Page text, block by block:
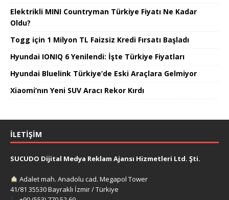
Elektrikli MINI Countryman Türkiye Fiyatı Ne Kadar
Oldu?
Togg için 1 Milyon TL Faizsiz Kredi Fırsatı Başladı
Hyundai IONIQ 6 Yenilendi: İşte Türkiye Fiyatları
Hyundai Bluelink Türkiye’de Eski Araçlara Gelmiyor
Xiaomi’nın Yeni SUV Aracı Rekor Kırdı
İLETIŞIM
SUCUDO Dijital Medya Reklam Ajansı Hizmetleri Ltd. Şti.
Adalet mah. Anadolu cad. Megapol Tower
41/81 35530 Bayraklı İzmir / Türkiye